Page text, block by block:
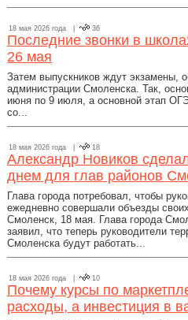
18 мая 2026 года | 36
Последние звонки в
26 мая
Затем выпускников ждут экзамены,
администрации Смоленска. Так,
июня по 9 июля, а основной этап
со...
18 мая 2026 года | 18
Александр Новиков
днем для глав районов
Глава города потребовал, чтобы
ежедневно совершали объезды
Смоленск, 18 мая. Глава города
заявил, что теперь руководители
Смоленска будут работать...
18 мая 2026 года | 10
Почему курсы по
расходы, а инвестиция в